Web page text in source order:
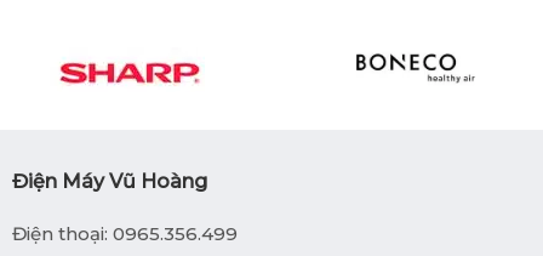
Điện Máy Vũ Hoàng
Điện thoại: 0965.356.499